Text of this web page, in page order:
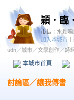
穎．臨
市長： 水穎鳴
加入本城市
udn／城市／文學創作／詩
本城市首頁
討論區／讓我傳書